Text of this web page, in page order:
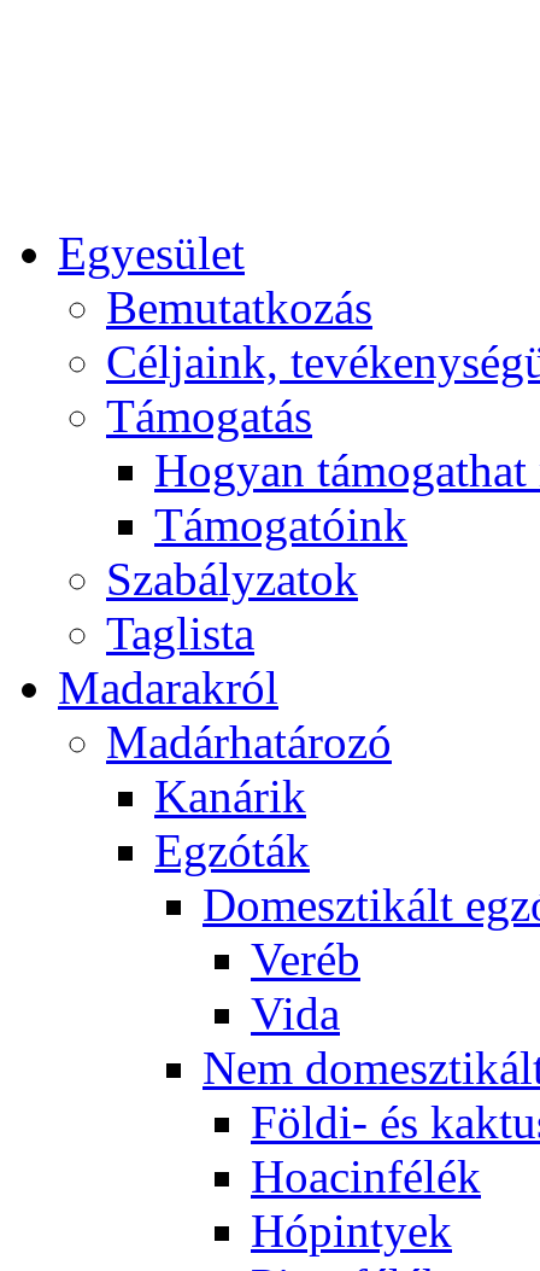
Egyesület
Bemutatkozás
Céljaink,
Támogatás
Hogyan
Támogatóink
Szabályzatok
Taglista
Madarakról
Madárhatározó
Kanárik
Egzóták
Domesztikált
Veréb
Vida
Nem
Földi- és
Hoacinfélék
Hópintyek